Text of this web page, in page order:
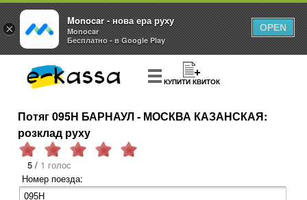
КУПИТИ КВИТОК
Потяг 095Н БАРНАУЛ - МОСКВА КАЗАНСКАЯ:
розклад руху
5 / 1 голос
Номер поезда:
×
Monocar - нова ера руху
Monocar
Бесплатно - в Google Play
OPEN